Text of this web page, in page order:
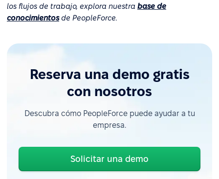
los flujos de trabajo, explora nuestra base de
conocimientosde PeopleForce.
Reserva una demo gratis
con nosotros
Descubra cómo PeopleForce puede ayudar a tu
empresa.
Solicitar una demo